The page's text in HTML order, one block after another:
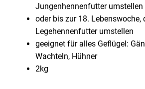
Jungenhennenfutter umstellen
oder bis zur 18.
Legehennenfutter umstellen
geeignet für alles Geflügel:
Wachteln, Hühner
2kg